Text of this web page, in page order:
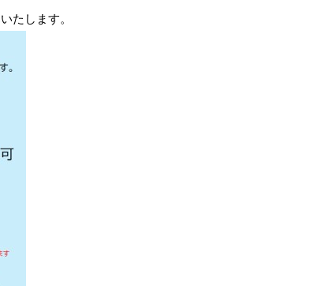
たします。